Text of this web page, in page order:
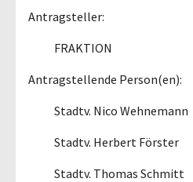
Antragsteller:
FRAKTION
Antragstellende Person(en):
Stadtv. Nico Wehnemann
Stadtv. Herbert Förster
Stadtv. Thomas Schmitt